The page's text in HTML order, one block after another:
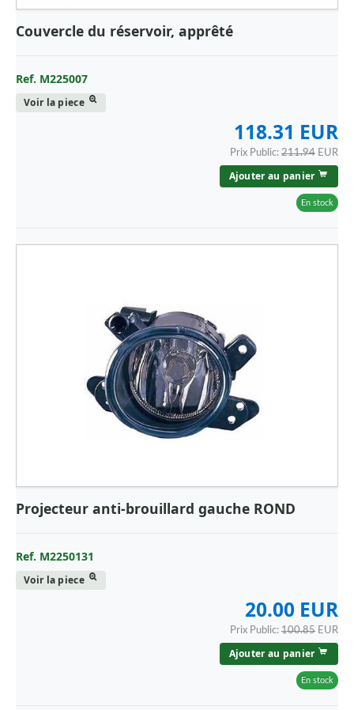
Couvercle du réservoir, apprêté
Ref. M225007
Voir la piece
118.31 EUR
Prix Public: 211.94 EUR
Ajouter au panier
En stock
Projecteur anti-brouillard gauche ROND
Ref. M2250131
Voir la piece
20.00 EUR
Prix Public: 100.85 EUR
Ajouter au panier
En stock